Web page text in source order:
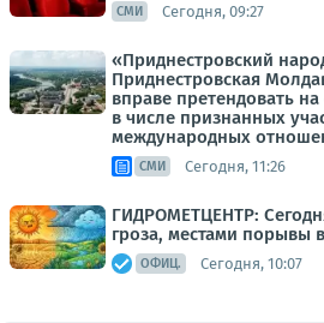
СМИ Сегодня, 09:27
«Приднестровский
Приднестровская
вправе претендовать
в числе признанных
международных
СМИ Сегодня, 11:26
ГИДРОМЕТЦЕНТР:
гроза, местами порывы
ОФИЦ. Сегодня, 10:07